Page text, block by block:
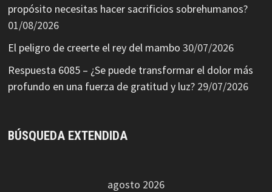
propósito necesitas hacer sacrificios sobrehumanos?
01/08/2026
El peligro de creerte el rey del mambo 30/07/2026
Respuesta 6085 – ¿Se puede transformar el dolor más
profundo en una fuerza de gratitud y luz? 29/07/2026
BÚSQUEDA EXTENDIDA
agosto 2026